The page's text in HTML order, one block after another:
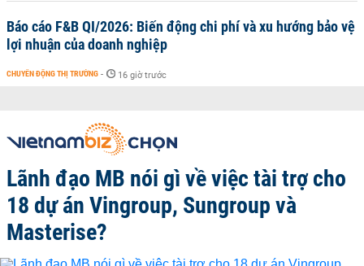
Báo cáo F&B QI/2026: Biến động chi phí và xu hướng bảo vệ
lợi nhuận của doanh nghiệp
CHUYỂN ĐỘNG THỊ TRƯỜNG - 16 giờ trước
Lãnh đạo MB nói gì về việc tài trợ cho
18 dự án Vingroup, Sungroup và
Masterise?